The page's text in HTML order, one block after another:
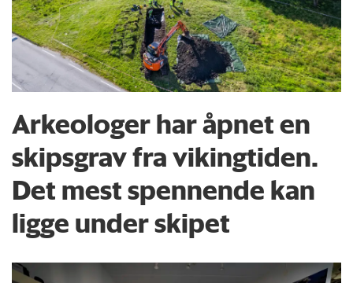
Arkeologer har åpnet en
skipsgrav fra vikingtiden.
Det mest spennende kan
ligge under skipet